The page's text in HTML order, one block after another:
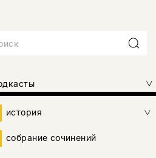
история
собрание сочинений